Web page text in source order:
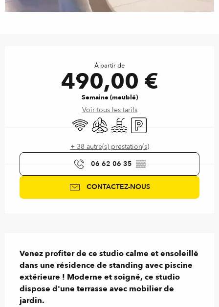
À partir de
490,00 €
Semaine (meublé)
Voir tous les tarifs
WiFi Air conditionné
PiscineParking
+ 38 autre(s) prestation(s)
06 62 06 35 ▒▒
CONTACTEZ-NOUS
Venez profiter de ce studio calme et ensoleillé
dans une résidence de standing avec piscine
extérieure ! Moderne et soigné, ce studio
dispose d'une terrasse avec mobilier de
jardin.